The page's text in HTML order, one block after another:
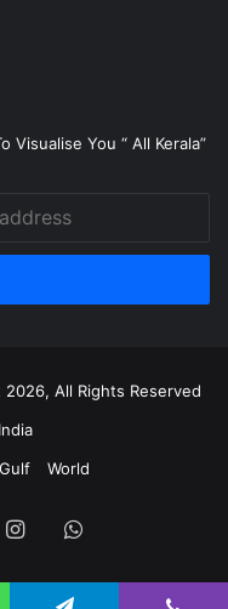
Visualise You “ All Kerala”
All Rights Reserved
Gulf World
InstagramWhatsApp